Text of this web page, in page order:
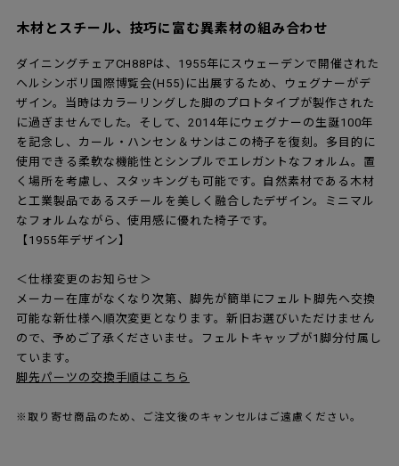
木材とスチール、技巧に富む異素材の組み合わせ
ダイニングチェアCH88Pは、1955年にスウェーデンで開催された
ヘルシンボリ国際博覧会(H55)に出展するため、ウェグナーがデ
ザイン。当時はカラーリングした脚のプロトタイプが製作された
に過ぎませんでした。そして、2014年にウェグナーの生誕100年
を記念し、カール・ハンセン＆サンはこの椅子を復刻。多目的に
使用できる柔軟な機能性とシンプルでエレガントなフォルム。置
く場所を考慮し、スタッキングも可能です。自然素材である木材
と工業製品であるスチールを美しく融合したデザイン。ミニマル
なフォルムながら、使用感に優れた椅子です。
【1955年デザイン】
＜仕様変更のお知らせ＞
メーカー在庫がなくなり次第、脚先が簡単にフェルト脚先へ交換
可能な新仕様へ順次変更となります。新旧お選びいただけません
ので、予めご了承くださいませ。フェルトキャップが1脚分付属し
ています。
脚先パーツの交換手順はこちら
※取り寄せ商品のため、ご注文後のキャンセルはご遠慮ください。